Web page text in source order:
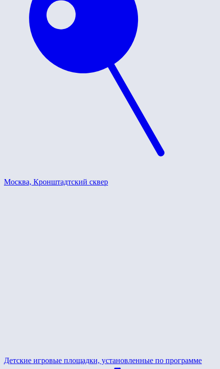
Москва, Кронштадтский сквер
Детские игровые площадки, установленные по программе